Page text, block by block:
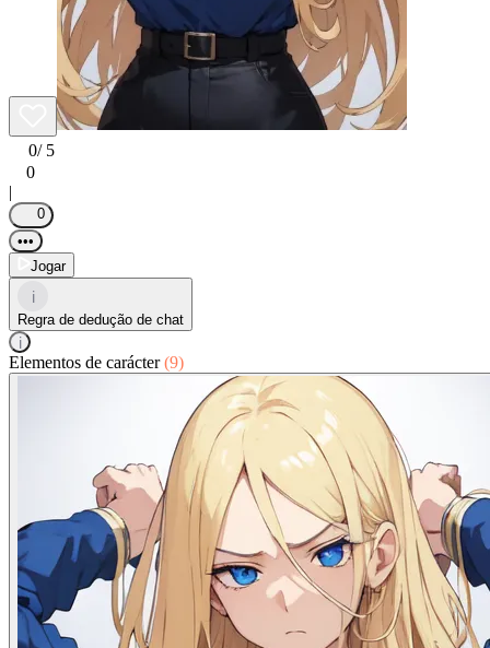
0/ 5
0
|
0
•••
Jogar
i
Regra de dedução de chat
i
Elementos de carácter(9)